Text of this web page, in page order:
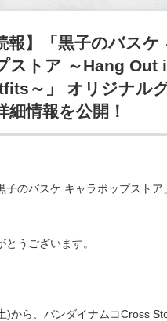
報】「黒子のバス
ストア ～Hang Out
～」 オリジナル
細情報を公開！
子のバスケ キャラポップスト
とうございます。
)から、バンダイナムコCross